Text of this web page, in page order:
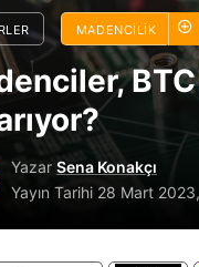
MADENCILIK
BTC
Yazar Sena Konakçı
Yayın Tarihi 28 Mart
2026
sınırlı